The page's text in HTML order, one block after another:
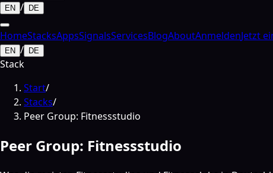
EN / DE
HomeStacksAppsSignalsServicesBlogAboutAnmeldenJetzt
EN / DE
Stack
Start/
Stacks/
Peer Group: Fitnessstudio
Peer Group: Fitnessstudio